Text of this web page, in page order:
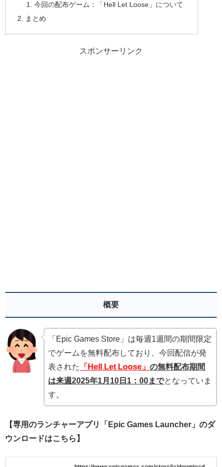
今回の配布ゲーム：「Hell Let Loose」について
まとめ
スポンサーリンク
概要
「Epic Games Store」は毎週1週間の期間限定
でゲームを無料配布しており、今回配信が発
表された
「Hell Let Loose」の無料配布期間
は来週2025年1月10 日1：00までとなっていま
す。
【専用のランチャーアプリ「Epic Games Launcher」のダ
ウンロードはこちら】